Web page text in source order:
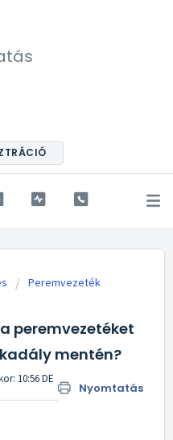
Peremvezeték
peremvezetéket
mentén?
Nyomtatás
10:56 DE